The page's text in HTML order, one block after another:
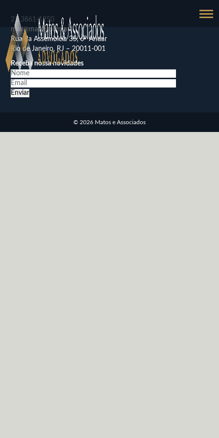
21 3861-1250
mail@matos.com.br
Rua da Assembléia 35, 6º Andar
Rio de Janeiro, RJ – 20011-001
Receba nossa novidades
© 2026 Matos e Associados